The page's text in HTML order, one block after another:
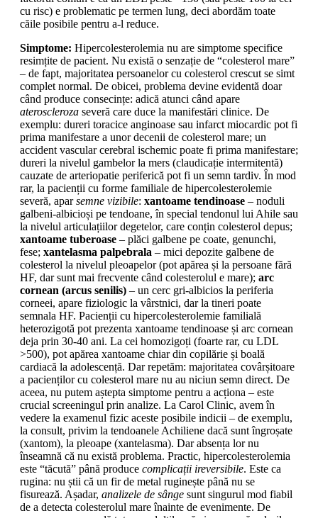
cu risc) e problematic pe termen lung, deci abordăm toate
căile posibile pentru a-l reduce.
Simptome: Hipercolesterolemia nu are simptome specifice
resimțite de pacient. Nu există o senzație de “colesterol mare”
– de fapt, majoritatea persoanelor cu colesterol crescut se simt
complet normal. De obicei, problema devine evidentă doar
când produce consecințe: adică atunci când apare
ateroscleroza severă care duce la manifestări clinice. De
exemplu: dureri toracice anginoase sau infarct miocardic pot fi
prima manifestare a unor decenii de colesterol mare; un
accident vascular cerebral ischemic poate fi prima manifestare;
dureri la nivelul gambelor la mers (claudicație intermitentă)
cauzate de arteriopatie periferică pot fi un semn tardiv. În mod
rar, la pacienții cu forme familiale de hipercolesterolemie
severă, aparsemne vizibile: xantoame tendinoase – noduli
galbeni-albicioși pe tendoane, în special tendonul lui Ahile sau
la nivelul articulațiilor degetelor, care conțin colesterol depus;
xantoame tuberoase – plăci galbene pe coate, genunchi,
fese; xantelasma palpebrala – mici depozite galbene de
colesterol la nivelul pleoapelor (pot apărea și la persoane fără
HF, dar sunt mai frecvente când colesterolul e mare); arc
cornean (arcus senilis) – un cerc gri-albicios la periferia
corneei, apare fiziologic la vârstnici, dar la tineri poate
semnala HF. Pacienții cu hipercolesterolemie familială
heterozigotă pot prezenta xantoame tendinoase și arc cornean
deja prin 30-40 ani. La cei homozigoți (foarte rar, cu LDL
>500), pot apărea xantoame chiar din copilărie și boală
cardiacă la adolescență. Dar repetăm: majoritatea covârșitoare
a pacienților cu colesterol mare nu au niciun semn direct. De
aceea, nu putem aștepta simptome pentru a acționa – este
crucial screeningul prin analize. La Carol Clinic, avem în
vedere la examenul fizic aceste posibile indicii – de exemplu,
la consult, privim la tendoanele Achiliene dacă sunt îngroșate
(xantom), la pleoape (xantelasma). Dar absența lor nu
înseamnă că nu există problema. Practic, hipercolesterolemia
este “tăcută” până produce complicații ireversibile. Este ca
rugina: nu știi că un fir de metal ruginește până nu se
fisurează. Așadar, analizele de sânge sunt singurul mod fiabil
de a detecta colesterolul mare înainte de evenimente. De